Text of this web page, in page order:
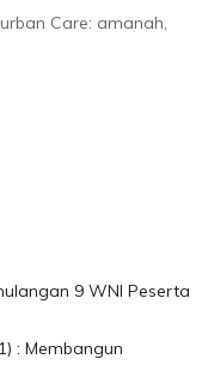
Care: amanah,
9 WNI Peserta
: Membangun